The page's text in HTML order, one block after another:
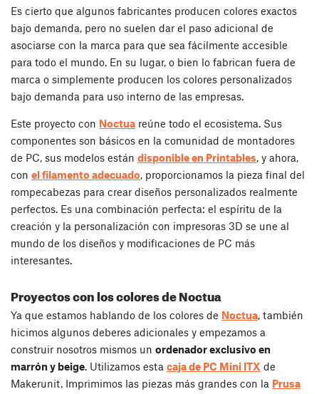
Es cierto que algunos fabricantes producen colores exactos
bajo demanda, pero no suelen dar el paso adicional de
asociarse con la marca para que sea fácilmente accesible
para todo el mundo. En su lugar, o bien lo fabrican fuera de
marca o simplemente producen los colores personalizados
bajo demanda para uso interno de las empresas.
Este proyecto con Noctua reúne todo el ecosistema. Sus
componentes son básicos en la comunidad de montadores
de PC, sus modelos están disponible en Printables, y ahora,
con el filamento adecuado, proporcionamos la pieza final del
rompecabezas para crear diseños personalizados realmente
perfectos. Es una combinación perfecta: el espíritu de la
creación y la personalización con impresoras 3D se une al
mundo de los diseños y modificaciones de PC más
interesantes.
Proyectos con los colores de Noctua
Ya que estamos hablando de los colores de Noctua, también
hicimos algunos deberes adicionales y empezamos a
construir nosotros mismos un ordenador exclusivo en
marrón y beige. Utilizamos esta caja de PC Mini ITX de
Makerunit. Imprimimos las piezas más grandes con la Prusa